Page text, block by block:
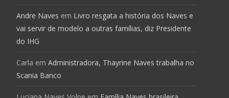
Andre Naves em Livro resgata a história dos Naves e
vai servir de modelo a outras famílias, diz Presidente
do IHG
Carla em Administradora, Thayrine Naves trabalha no
Scania Banco